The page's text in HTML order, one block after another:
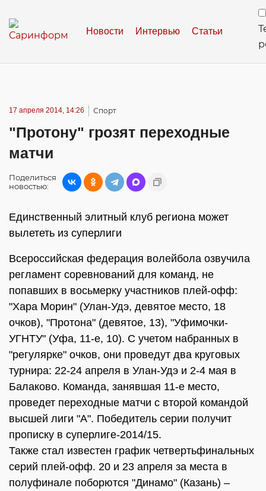
Новости Интервью Статьи
17 апреля 2014, 14:26 Спорт
"Протону" грозят переходные
матчи
Поделиться
новостью:
Единственный элитный клуб региона может
вылететь из суперлиги
Всероссийская федерация волейбола озвучила
регламент соревнований для команд, не
попавших в восьмерку участников плей-офф:
"Хара Морин" (Улан-Удэ, девятое место, 18
очков), "Протона" (девятое, 13), "Уфимочки-
УГНТУ" (Уфа, 11-е, 10). С учетом набранных в
"регулярке" очков, они проведут два круговых
турнира: 22-24 апреля в Улан-Удэ и 2-4 мая в
Балаково. Команда, занявшая 11-е место,
проведет переходные матчи с второй командой
высшей лиги "А". Победитель серии получит
прописку в суперлиге-2014/15.
Также стал известен график четвертьфинальных
серий плей-офф. 20 и 23 апреля за места в
полуфинале поборются "Динамо" (Казань) –